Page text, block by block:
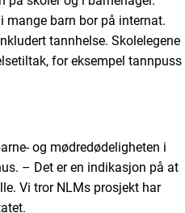
mange barn bor på internat.
tannhelse. Skolelegene
for eksempel tannpuss
og mødredødeligheten i
– Det er en indikasjon på at
Vi tror NLMs prosjekt har